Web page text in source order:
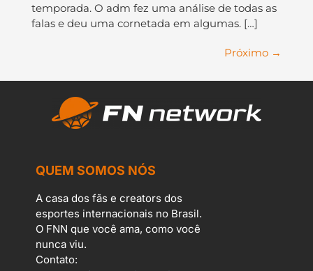
temporada. O adm fez uma análise de todas as
falas e deu uma cornetada em algumas. […]
Próximo →
QUEM SOMOS NÓS
A casa dos fãs e creators dos
esportes internacionais no Brasil.
O FNN que você ama, como você
nunca viu.
Contato: